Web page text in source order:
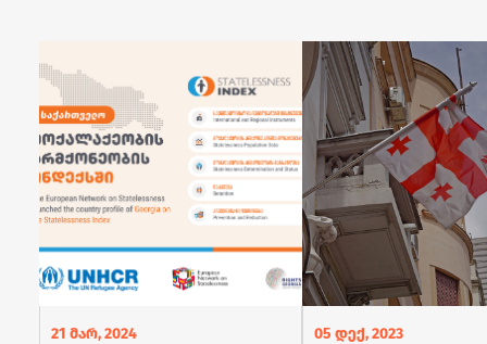
21 მარ, 2024 05 დექ, 2023